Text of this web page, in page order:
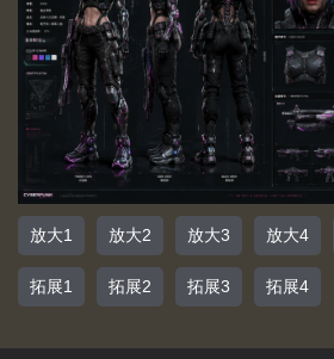
放大1 放大2 放大3 放大4
拓展1 拓展2 拓展3 拓展4